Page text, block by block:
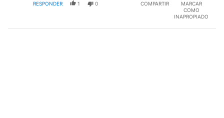
RESPONDER 1 0 COMPARTIR
MARCAR
COMO
INAPROPIADO